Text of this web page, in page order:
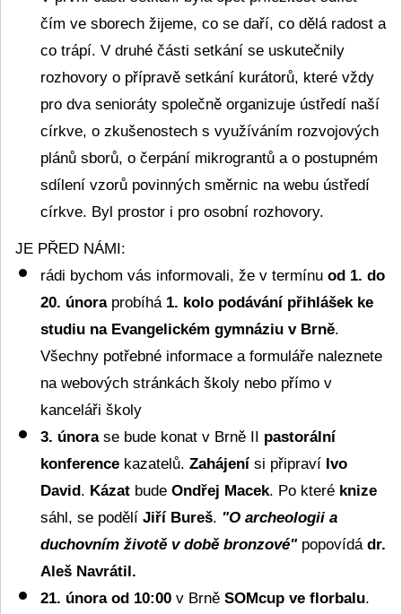
čím ve sborech žijeme, co se daří, co dělá radost a
co trápí. V druhé části setkání se uskutečnily
rozhovory o přípravě setkání kurátorů, které vždy
pro dva senioráty společně organizuje ústředí naší
církve, o zkušenostech s využíváním rozvojových
plánů sborů, o čerpání mikrograntů a o postupném
sdílení vzorů povinných směrnic na webu ústředí
církve. Byl prostor i pro osobní rozhovory.
JE PŘED NÁMI:
rádi bychom vás informovali, že v termínu od 1. do
20. února probíhá 1. kolo podávání přihlášek ke
studiu na Evangelickém gymnáziu v Brně.
Všechny potřebné informace a formuláře naleznete
na webových stránkách školy nebo přímo v
kanceláři školy
3. února se bude konat v Brně II pastorální
konference kazatelů. Zahájení si připraví Ivo
David. Kázat bude Ondřej Macek. Po které knize
sáhl, se podělí Jiří Bureš. "O archeologii a
duchovním životě v době bronzové" popovídá dr.
Aleš Navrátil.
21. února od 10:00 v Brně SOMcup ve florbalu.